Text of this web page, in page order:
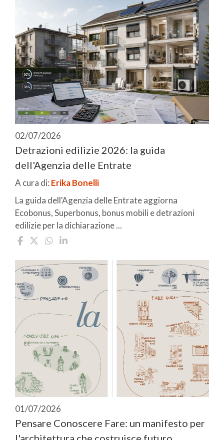
02/07/2026
Detrazioni edilizie 2026: la guida
dell'Agenzia delle Entrate
A cura di: Erika Bonelli
La guida dell'Agenzia delle Entrate aggiorna
Ecobonus, Superbonus, bonus mobili e detrazioni
edilizie per la dichiarazione ...
01/07/2026
Pensare Conoscere Fare: un manifesto per